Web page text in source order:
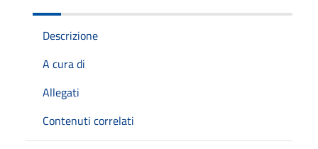
Descrizione
A cura di
Allegati
Contenuti correlati